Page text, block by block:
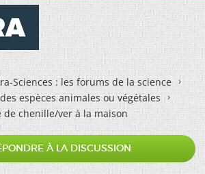
Sciences : les forums de la science
espèces animales ou végétales
chenille/ver à la maison
À LA DISCUSSION